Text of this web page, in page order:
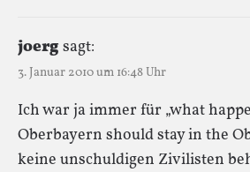
joergsagt:
3. Januar 2010 um 16:48 Uhr
Ich war ja immer für „what
Oberbayern should stay in the
keine unschuldigen Zivilisten